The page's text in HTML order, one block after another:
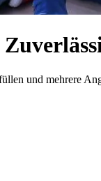
und mehrere